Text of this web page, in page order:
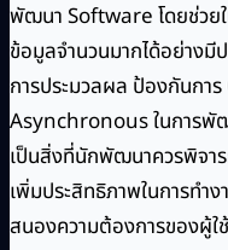
พัฒนา Software โดยช่วย
ข้อมูลจำนวนมากได้อย่างมี
การประมวลผล ป้องกันกา
Asynchronous ในการพั
เป็นสิ่งที่นักพัฒนาควรพิจา
เพิ่มประสิทธิภาพในการทำ
สนองความต้องการของผู้ใ